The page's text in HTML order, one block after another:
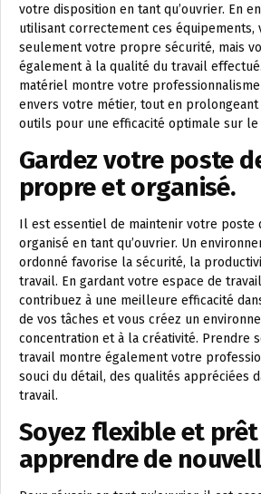
votre disposition en tant qu’ouvrier. En
utilisant correctement ces équipements,
seulement votre propre sécurité, mais
également à la qualité du travail
matériel montre votre
envers votre métier, tout en prolongeant
outils pour une efficacité optimale sur
Gardez votre poste
propre et organisé.
Il est essentiel de maintenir votre
organisé en tant qu’ouvrier. Un
ordonné favorise la sécurité, la
travail. En gardant votre espace de
contribuez à une meilleure efficacité
de vos tâches et vous créez un
concentration et à la créativité. Prendre
travail montre également votre
souci du détail, des qualités appréciées
travail.
Soyez flexible et
apprendre de